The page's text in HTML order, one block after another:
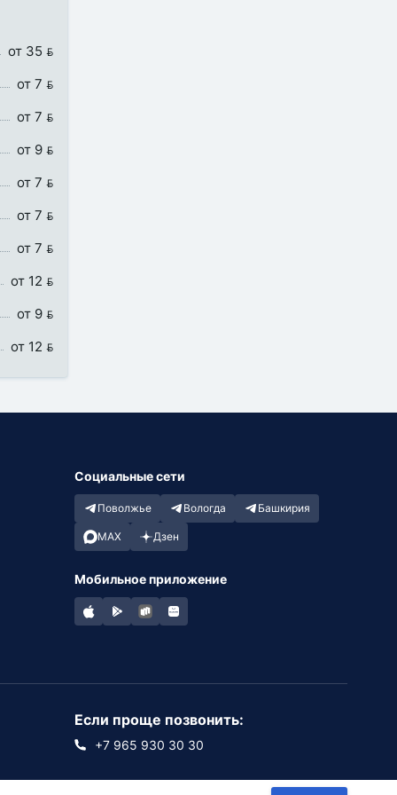
от 35 
от 7 
от 7 
от 9 
от 7 
от 7 
от 7 
от 12 
от 9 
от 12 
Социальные сети
Поволжье Вологда Башкирия
MAX Дзен
Мобильное приложение
Если проще позвонить:
+7 965 930 30 30